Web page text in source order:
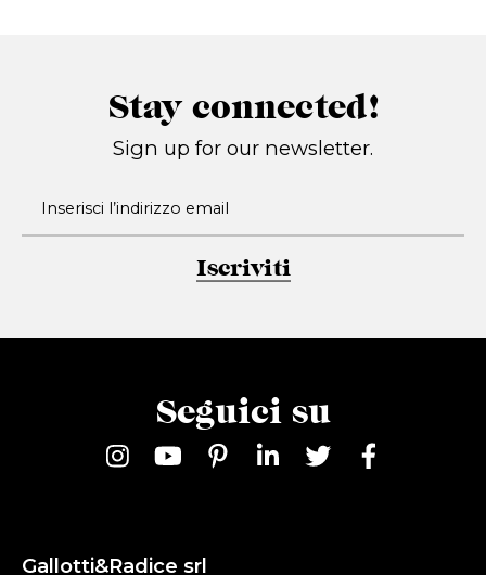
Stay connected!
Sign up for our newsletter.
Iscriviti
Seguici su
Gallotti&Radice srl